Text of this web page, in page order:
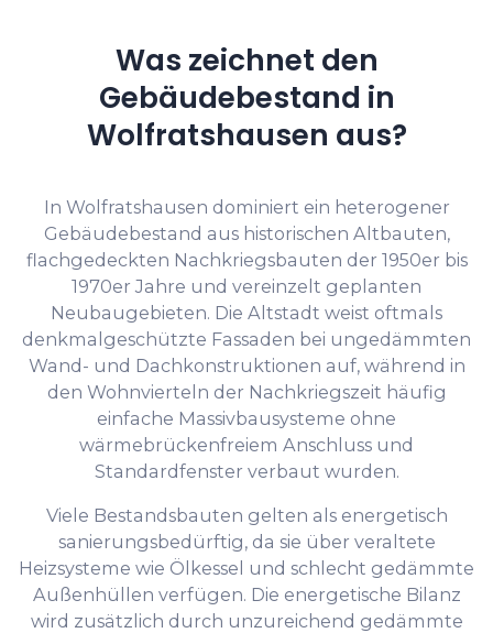
Was zeichnet den
Gebäudebestand in
Wolfratshausen aus?
In Wolfratshausen dominiert ein heterogener
Gebäudebestand aus historischen Altbauten,
flachgedeckten Nachkriegsbauten der 1950er bis
1970er Jahre und vereinzelt geplanten
Neubaugebieten. Die Altstadt weist oftmals
denkmalgeschützte Fassaden bei ungedämmten
Wand- und Dachkonstruktionen auf, während in
den Wohnvierteln der Nachkriegszeit häufig
einfache Massivbausysteme ohne
wärmebrückenfreiem Anschluss und
Standardfenster verbaut wurden.
Viele Bestandsbauten gelten als energetisch
sanierungsbedürftig, da sie über veraltete
Heizsysteme wie Ölkessel und schlecht gedämmte
Außenhüllen verfügen. Die energetische Bilanz
wird zusätzlich durch unzureichend gedämmte